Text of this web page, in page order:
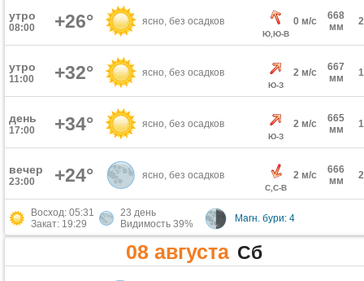
утро
08:00 +26° ясно, без осадков
Ю,Ю-В
0 м/с
668
мм
утро
11:00 +32° ясно, без осадков
Ю-З
2 м/с
667
мм
день
17:00 +34° ясно, без осадков
Ю-З
2 м/с
665
мм
вечер
23:00 +24° ясно, без осадков
С,С-В
2 м/с
666
мм
Восход: 05:31
Закат: 19:29
23 день
Видимость 39%
Магн. бури: 4
08 августа Сб